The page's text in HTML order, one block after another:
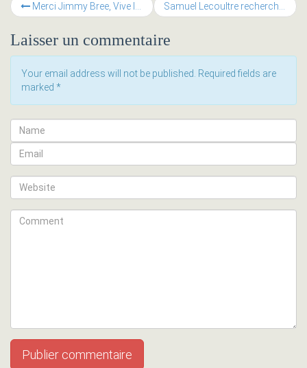
Merci Jimmy Bree, Vive le printemps ! Samuel Lecoultre recherche entrepreneurs persévérants !
Laisser un commentaire
Your email address will not be published. Required fields are
marked *